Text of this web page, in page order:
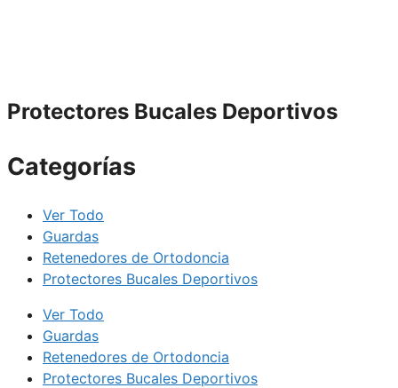
Protectores Bucales Deportivos
Categorías
Ver Todo
Guardas
Retenedores de Ortodoncia
Protectores Bucales Deportivos
Ver Todo
Guardas
Retenedores de Ortodoncia
Protectores Bucales Deportivos